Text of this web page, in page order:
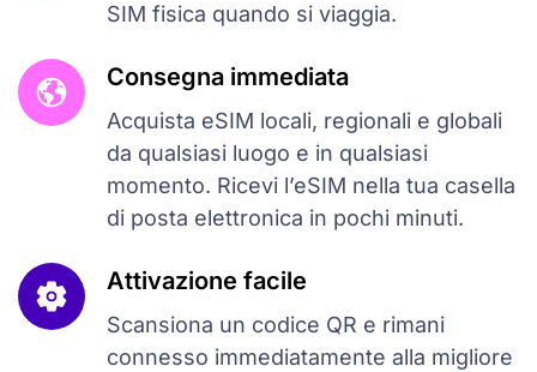
SIM fisica quando si viaggia.
Consegna immediata
Acquista eSIM locali, regionali e globali
da qualsiasi luogo e in qualsiasi
momento. Ricevi l’eSIM nella tua casella
di posta elettronica in pochi minuti.
Attivazione facile
Scansiona un codice QR e rimani
connesso immediatamente alla migliore